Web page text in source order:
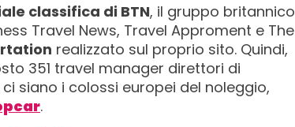
classifica di BTN, il gruppo britannico
Travel News, Travel Approment e The
realizzato sul proprio sito. Quindi,
351 travel manager direttori di
siano i colossi europei del noleggio,
.